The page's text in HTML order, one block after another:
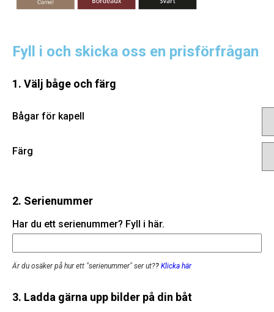
Fyll i och skicka oss en prisförfrågan
1. Välj båge och färg
Bågar för kapell
Färg
2. Serienummer
Har du ett serienummer? Fyll i här.
Är du osäker på hur ett "serienummer" ser ut?? Klicka här
3. Ladda gärna upp bilder på din båt